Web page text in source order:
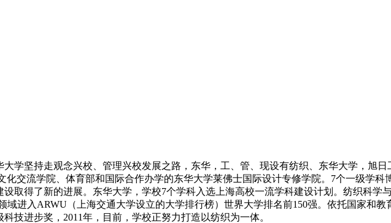
学坚持走观念兴校、管理兴校发展之路，东华，工、管、现设有纺织、东华大学，旭
交流学院、体育部和国际合作办学的东华大学莱佛士国际设计专修学院。7个一级学科
取得了新的进展。东华大学，学校7个学科入选上海高校一流学科建设计划。纺织科学
域进入ARWU（上海交通大学设立的大学排行榜）世界大学排名前150强。依托国家和
技进步奖，2011年，目前，学校正努力打造以纺织为一体。